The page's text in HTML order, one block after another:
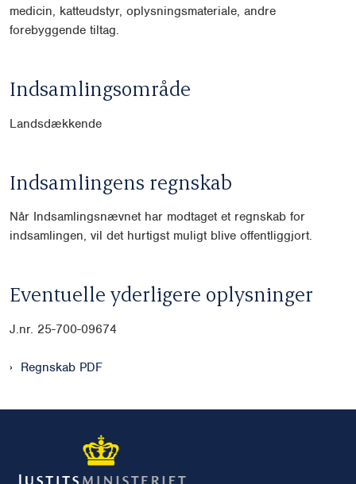
medicin, katteudstyr, oplysningsmateriale, andre
forebyggende tiltag.
Indsamlingsområde
Landsdækkende
Indsamlingens regnskab
Når Indsamlingsnævnet har modtaget et regnskab for
indsamlingen, vil det hurtigst muligt blive offentliggjort.
Eventuelle yderligere oplysninger
J.nr. 25-700-09674
Regnskab PDF